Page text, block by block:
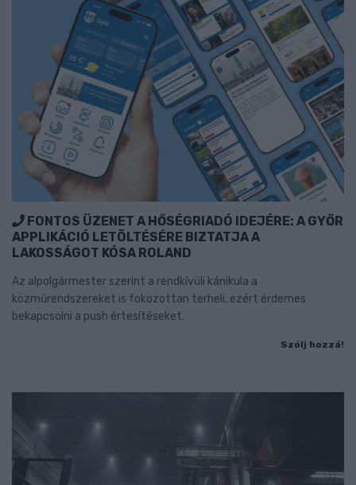
FONTOS ÜZENET A HŐSÉGRIADÓ IDEJÉRE: A GYŐR
APPLIKÁCIÓ LETÖLTÉSÉRE BIZTATJA A
LAKOSSÁGOT KÓSA ROLAND
Az alpolgármester szerint a rendkívüli kánikula a
közműrendszereket is fokozottan terheli, ezért érdemes
bekapcsolni a push értesítéseket.
Szólj hozzá!